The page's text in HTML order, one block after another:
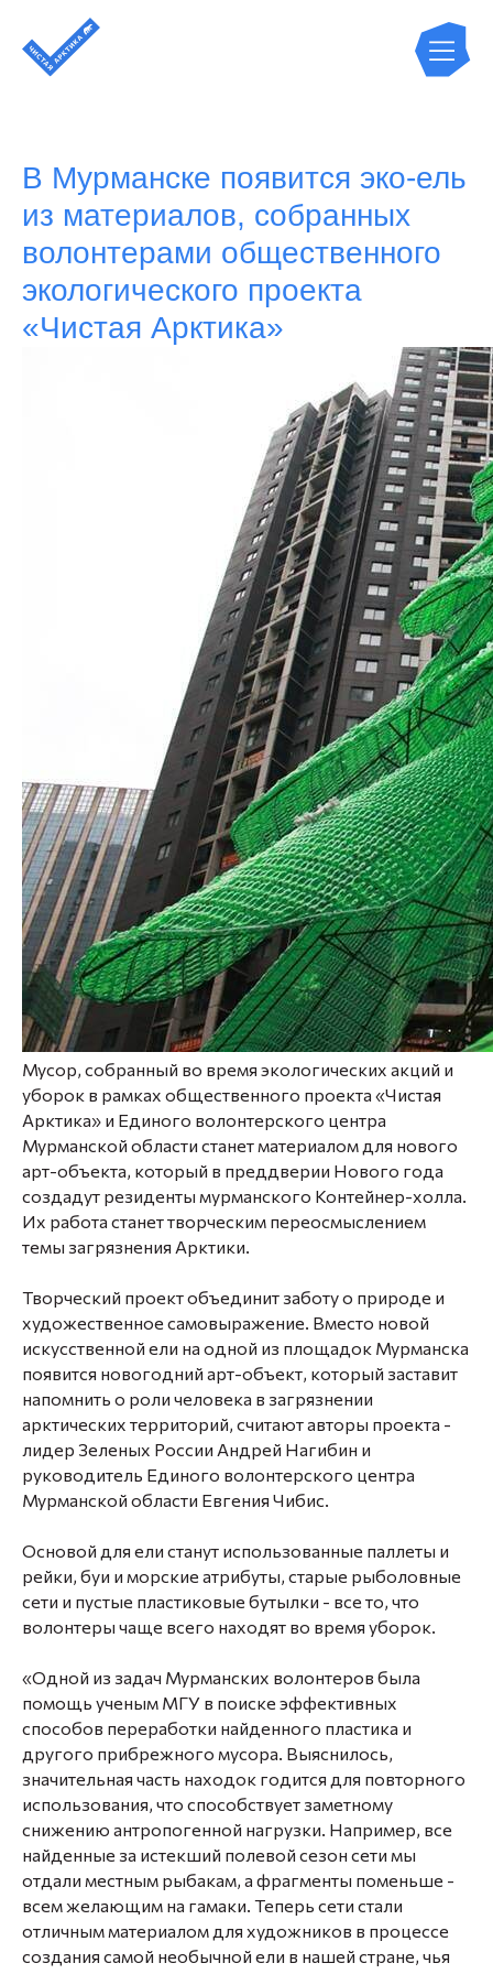
В Мурманске появится эко-ель
из материалов, собранных
волонтерами общественного
экологического проекта
«Чистая Арктика»
Мусор, собранный во время экологических акций и
уборок в рамках общественного проекта «Чистая
Арктика» и Единого волонтерского центра
Мурманской области станет материалом для нового
арт-объекта, который в преддверии Нового года
создадут резиденты мурманского Контейнер-холла.
Их работа станет творческим переосмыслением
темы загрязнения Арктики.
Творческий проект объединит заботу о природе и
художественное самовыражение. Вместо новой
искусственной ели на одной из площадок Мурманска
появится новогодний арт-объект, который заставит
напомнить о роли человека в загрязнении
арктических территорий, считают авторы проекта -
лидер Зеленых России Андрей Нагибин и
руководитель Единого волонтерского центра
Мурманской области Евгения Чибис.
Основой для ели станут использованные паллеты и
рейки, буи и морские атрибуты, старые рыболовные
сети и пустые пластиковые бутылки - все то, что
волонтеры чаще всего находят во время уборок.
«Одной из задач Мурманских волонтеров была
помощь ученым МГУ в поиске эффективных
способов переработки найденного пластика и
другого прибрежного мусора. Выяснилось,
значительная часть находок годится для повторного
использования, что способствует заметному
снижению антропогенной нагрузки. Например, все
найденные за истекший полевой сезон сети мы
отдали местным рыбакам, а фрагменты поменьше -
всем желающим на гамаки. Теперь сети стали
отличным материалом для художников в процессе
создания самой необычной ели в нашей стране, чья